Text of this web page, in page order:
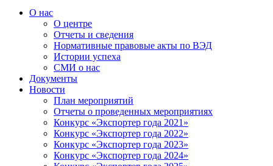
О нас
О центре
Отчеты и сведения
Нормативные правовые акты по ВЭД
Истории успеха
СМИ о нас
Документы
Новости
План мероприятий
Отчеты о проведенных мероприятиях
Конкурс «Экспортер года 2021»
Конкурс «Экспортер года 2022»
Конкурс «Экспортер года 2023»
Конкурс «Экспортер года 2024»